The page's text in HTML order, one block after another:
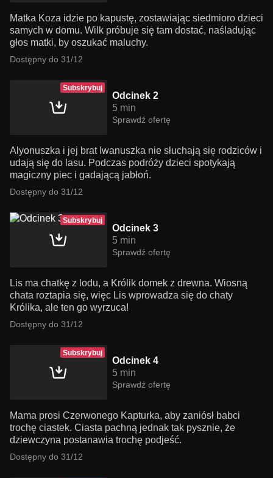
Matka Koza idzie po kapustę, zostawiając siedmioro dzieci
samych w domu. Wilk próbuje się tam dostać, naśladując
głos matki, by oszukać maluchy.
Dostępny do 31/12
Subskrybuj
Odcinek 2
5 min
Sprawdź ofertę
Alyonuszka i jej brat Iwanuszka nie słuchają się rodziców i
udają się do lasu. Podczas podróży dzieci spotykają
magiczny piec i gadającą jabłoń.
Dostępny do 31/12
Subskrybuj
Odcinek 3
5 min
Sprawdź ofertę
Lis ma chatkę z lodu, a Królik domek z drewna. Wiosną
chata roztapia się, więc Lis wprowadza się do chaty
Królika, ale ten go wyrzuca!
Dostępny do 31/12
Subskrybuj
Odcinek 4
5 min
Sprawdź ofertę
Mama prosi Czerwonego Kapturka, aby zaniósł babci
trochę ciastek. Ciasta pachną jednak tak pysznie, że
dziewczyna postanawia trochę podjeść.
Dostępny do 31/12